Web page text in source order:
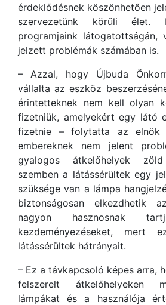
érdeklődésnek köszönhetően
szervezetünk körüli
programjaink látogatottságán,
jelzett problémák számában is.
– Azzal, hogy Újbuda
vállalta az eszköz
érintetteknek nem kell olyan
fizetniük, amelyekért egy látó
fizetnie – folytatta az elnök
embereknek nem jelent
gyalogos átkelőhelyek
szemben a látássérültek egy
szüksége van a lámpa
biztonságosan elkezdhetik
nagyon hasznosnak
kezdeményezéseket, mert
látássérültek hátrányait.
– Ez a távkapcsoló képes arra,
felszerelt átkelőhelyeken
lámpákat és a használója